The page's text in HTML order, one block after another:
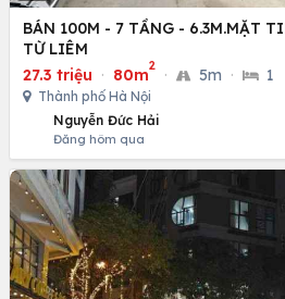
BÁN 100M - 7 TẦNG - 6.3M.MẶT
TỪ LIÊM
27.3 triệu · 80m
2
· 5m · 1
Thành phố Hà Nội
Nguyễn Đức Hải
Đăng hôm qua